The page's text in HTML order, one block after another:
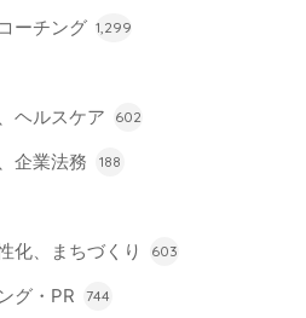
ーチング 1,299
ヘルスケア 602
企業法務 188
化、まちづくり 603
グ・PR 744